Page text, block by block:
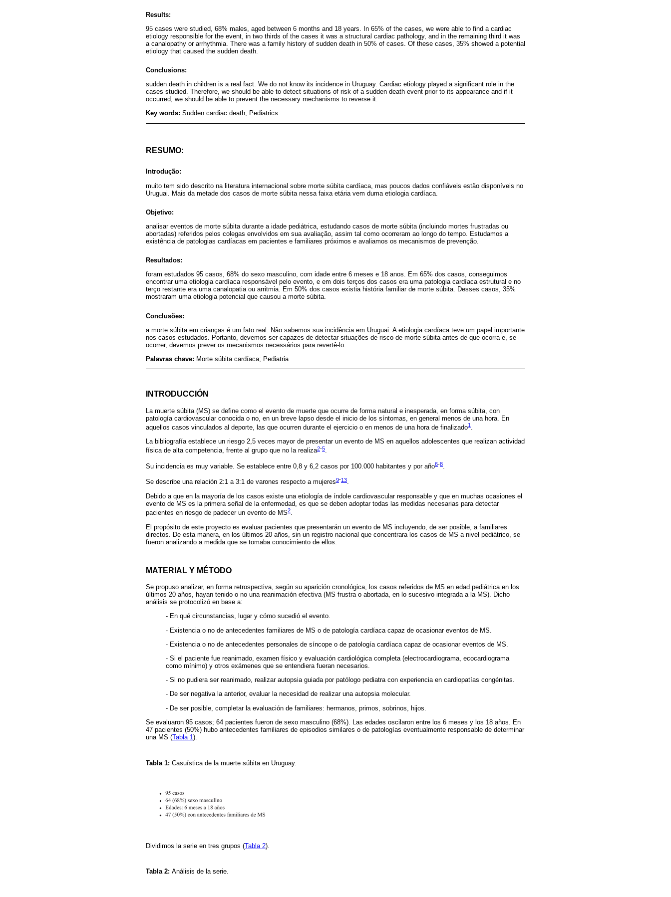
Results:
95 cases were studied, 68% males, aged between 6 months and 18 years. In 65% of the cases, we were able to find a cardiac
etiology responsible for the event, in two thirds of the cases it was a structural cardiac pathology, and in the remaining third it was
a canalopathy or arrhythmia. There was a family history of sudden death in 50% of cases. Of these cases, 35% showed a potential
etiology that caused the sudden death.
Conclusions:
sudden death in children is a real fact. We do not know its incidence in Uruguay. Cardiac etiology played a significant role in the
cases studied. Therefore, we should be able to detect situations of risk of a sudden death event prior to its appearance and if it
occurred, we should be able to prevent the necessary mechanisms to reverse it.
Key words: Sudden cardiac death; Pediatrics
RESUMO:
Introdução:
muito tem sido descrito na literatura internacional sobre morte súbita cardíaca, mas poucos dados confiáveis estão disponíveis no
Uruguai. Mais da metade dos casos de morte súbita nessa faixa etária vem duma etiologia cardíaca.
Objetivo:
analisar eventos de morte súbita durante a idade pediátrica, estudando casos de morte súbita (incluindo mortes frustradas ou
abortadas) referidos pelos colegas envolvidos em sua avaliação, assim tal como ocorreram ao longo do tempo. Estudamos a
existência de patologias cardíacas em pacientes e familiares próximos e avaliamos os mecanismos de prevenção.
Resultados:
foram estudados 95 casos, 68% do sexo masculino, com idade entre 6 meses e 18 anos. Em 65% dos casos, conseguimos
encontrar uma etiologia cardíaca responsável pelo evento, e em dois terços dos casos era uma patologia cardíaca estrutural e no
terço restante era uma canalopatia ou arritmia. Em 50% dos casos existia história familiar de morte súbita. Desses casos, 35%
mostraram uma etiologia potencial que causou a morte súbita.
Conclusões:
a morte súbita em crianças é um fato real. Não sabemos sua incidência em Uruguai. A etiologia cardíaca teve um papel importante
nos casos estudados. Portanto, devemos ser capazes de detectar situações de risco de morte súbita antes de que ocorra e, se
ocorrer, devemos prever os mecanismos necessários para revertê-lo.
Palavras chave: Morte súbita cardíaca; Pediatria
INTRODUCCIÓN
La muerte súbita (MS) se define como el evento de muerte que ocurre de forma natural e inesperada, en forma súbita, con
patología cardiovascular conocida o no, en un breve lapso desde el inicio de los síntomas, en general menos de una hora. En
aquellos casos vinculados al deporte, las que ocurren durante el ejercicio o en menos de una hora de finalizado1 .
La bibliografía establece un riesgo 2,5 veces mayor de presentar un evento de MS en aquellos adolescentes que realizan actividad
física de alta competencia, frente al grupo que no la realiza2-5.
Su incidencia es muy variable. Se establece entre 0,8 y 6,2 casos por 100.000 habitantes y por año6-8.
Se describe una relación 2:1 a 3:1 de varones respecto a mujeres9-13.
Debido a que en la mayoría de los casos existe una etiología de índole cardiovascular responsable y que en muchas ocasiones el
evento de MS es la primera señal de la enfermedad, es que se deben adoptar todas las medidas necesarias para detectar
pacientes en riesgo de padecer un evento de MS2.
El propósito de este proyecto es evaluar pacientes que presentarán un evento de MS incluyendo, de ser posible, a familiares
directos. De esta manera, en los últimos 20 años, sin un registro nacional que concentrara los casos de MS a nivel pediátrico, se
fueron analizando a medida que se tomaba conocimiento de ellos.
MATERIAL Y MÉTODO
Se propuso analizar, en forma retrospectiva, según su aparición cronológica, los casos referidos de MS en edad pediátrica en los
últimos 20 años, hayan tenido o no una reanimación efectiva (MS frustra o abortada, en lo sucesivo integrada a la MS). Dicho
análisis se protocolizó en base a:
- En qué circunstancias, lugar y cómo sucedió el evento.
- Existencia o no de antecedentes familiares de MS o de patología cardíaca capaz de ocasionar eventos de MS.
- Existencia o no de antecedentes personales de síncope o de patología cardíaca capaz de ocasionar eventos de MS.
- Si el paciente fue reanimado, examen físico y evaluación cardiológica completa (electrocardiograma, ecocardiograma
como mínimo) y otros exámenes que se entendiera fueran necesarios.
- Si no pudiera ser reanimado, realizar autopsia guiada por patólogo pediatra con experiencia en cardiopatías congénitas.
- De ser negativa la anterior, evaluar la necesidad de realizar una autopsia molecular.
- De ser posible, completar la evaluación de familiares: hermanos, primos, sobrinos, hijos.
Se evaluaron 95 casos; 64 pacientes fueron de sexo masculino (68%). Las edades oscilaron entre los 6 meses y los 18 años. En
47 pacientes (50%) hubo antecedentes familiares de episodios similares o de patologías eventualmente responsable de determinar
una MS (Tabla 1).
Tabla 1: Casuística de la muerte súbita en Uruguay.
Dividimos la serie en tres grupos (Tabla 2).
Tabla 2: Análisis de la serie.